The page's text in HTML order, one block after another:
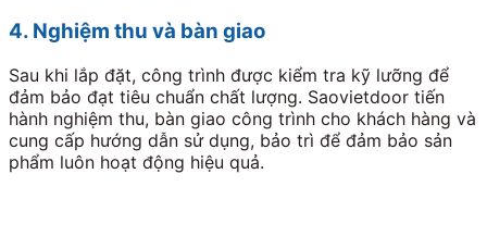
4. Nghiệm thu và bàn giao
Sau khi lắp đặt, công trình được kiểm tra kỹ lưỡng để
đảm bảo đạt tiêu chuẩn chất lượng. Saovietdoor tiến
hành nghiệm thu, bàn giao công trình cho khách hàng và
cung cấp hướng dẫn sử dụng, bảo trì để đảm bảo sản
phẩm luôn hoạt động hiệu quả.